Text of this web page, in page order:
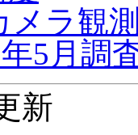
メラ観
5月調
新